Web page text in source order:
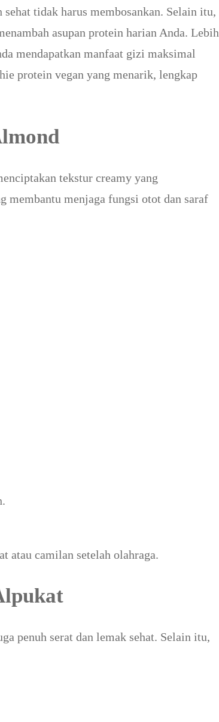
sehat tidak harus membosankan. Selain itu,
asupan protein harian Anda. Lebih
mendapatkan manfaat gizi maksimal
protein vegan yang menarik, lengkap
tekstur creamy yang
membantu menjaga fungsi otot dan saraf
atau camilan setelah olahraga.
penuh serat dan lemak sehat. Selain itu,